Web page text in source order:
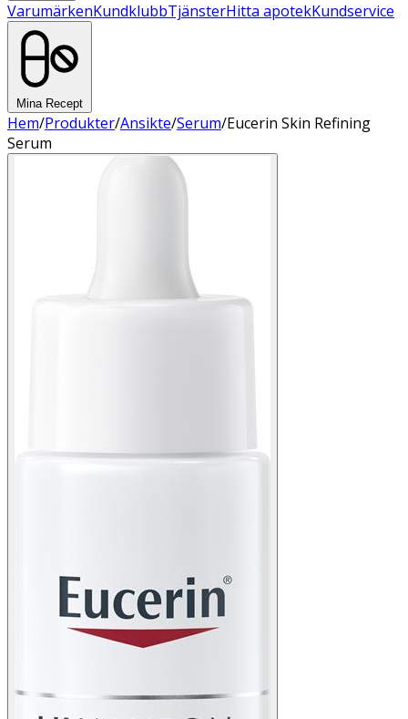
VarumärkenKundklubbTjänsterHitta apotekKundservice
Mina Recept
Hem/Produkter/Ansikte/Serum/Eucerin Skin Refining
Serum